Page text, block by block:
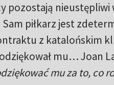
pozostają nieustępliwi
Sam piłkarz jest
z katalońskim
mu… Joan
mu za to, co